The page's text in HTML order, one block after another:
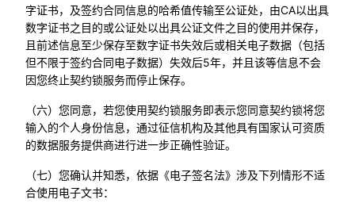
字证书，及签约合同信息的哈希值传输至公证处，由CA以出具
数字证书之目的或公证处以出具公证文件之目的使用并保存，
且前述信息至少保存至数字证书失效后或相关电子数据（包括
但不限于签约合同电子数据）失效后5年，并且该等信息不会
因您终止契约锁服务而停止保存。
（六）您同意，若您使用契约锁服务即表示您同意契约锁将您
输入的个人身份信息，通过征信机构及其他具有国家认可资质
的数据服务提供商进行进一步正确性验证。
（七）您确认并知悉，依据《电子签名法》涉及下列情形不适
合使用电子文书：